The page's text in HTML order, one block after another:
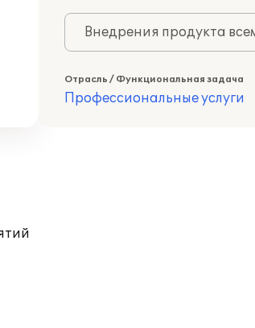
Внедрения продукта
Отрасль / Функциональная задача
Профессиональные услуги